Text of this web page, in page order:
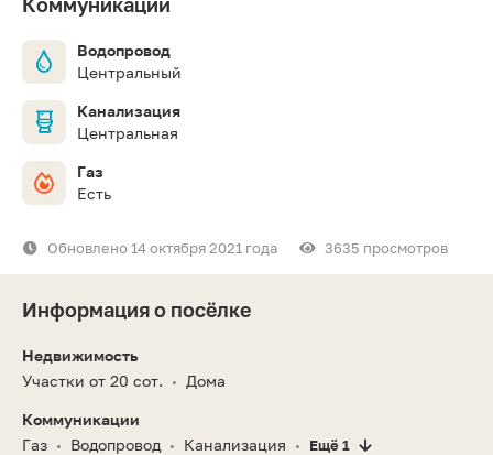
Водопровод
Центральный
Канализация
Центральная
Газ
Есть
Обновлено 14 октября 2021 года 3635 просмотров
Информация о посёлке
Недвижимость
Участки от 20 сот.
• Дома
Коммуникации
Газ • Водопровод • Канализация • Ещё 1